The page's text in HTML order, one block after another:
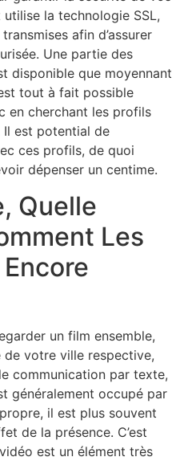
la technologie SSL,
afin d’assurer
Une partie des
disponible que moyennant
tout à fait possible
en cherchant les profils
Il est potential de
ces profils, de quoi
dépenser un centime.
Quelle
Les
un film ensemble,
votre ville respective,
communication par texte,
généralement occupé par
il est plus souvent
de la présence. C’est
est un élément très